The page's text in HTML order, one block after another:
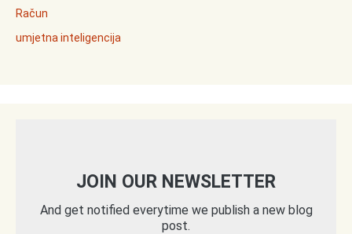
Račun
umjetna inteligencija
JOIN OUR NEWSLETTER
And get notified everytime we publish a new blog
post.